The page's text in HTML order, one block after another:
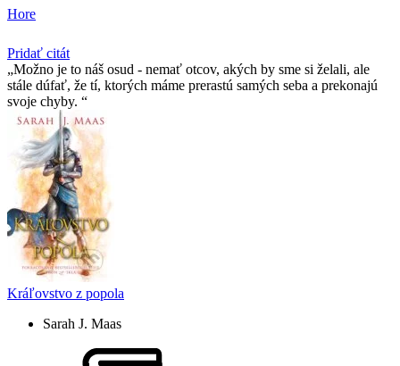
Hore
Pridať citát
Možno je to náš osud - nemať otcov, akých by sme si želali, ale
stále dúfať, že tí­, ktorých máme prerastú samých seba a prekonajú
svoje chyby.
Kráľovstvo z popola
Sarah J. Maas